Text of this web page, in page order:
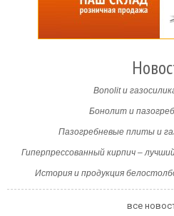
Bonolit и
Бонолит и
Пазогребневые плиты и
Гиперпрессованный кирпич –
История и продукция
все